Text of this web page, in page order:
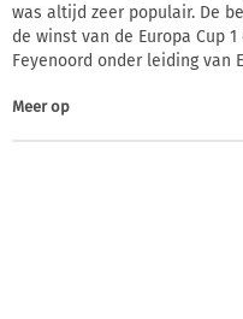
was altijd zeer populair. De
de winst van de Europa Cup
Feyenoord onder leiding van
Meer op